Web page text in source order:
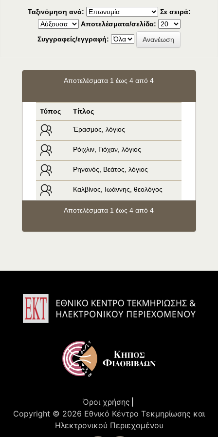
Ταξινόμηση ανά:
Σε σειρά:
Αποτελέσματα/σελίδα:
Συγγραφείς/εγγραφή:
Αποτελέσματα 1 έως 4 από 4
Τύπος Τίτλος
Έρασμος, λόγιος
Ρόιχλιν, Γιόχαν, λόγιος
Ρηνανός, Βεάτος, λόγιος
Καλβίνος, Ιωάννης, θεολόγος
Αποτελέσματα 1 έως 4 από 4